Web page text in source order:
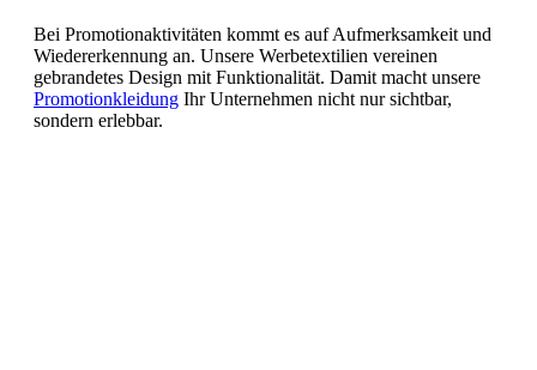
Bei Promotionaktivitäten kommt es auf Aufmerksamkeit und
Wiedererkennung an. Unsere Werbetextilien vereinen
gebrandetes Design mit Funktionalität. Damit macht unsere
Promotionkleidung Ihr Unternehmen nicht nur sichtbar,
sondern erlebbar.